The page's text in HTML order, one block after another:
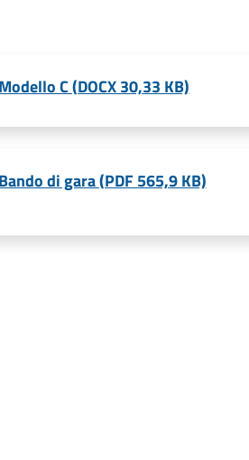
Modello C (DOCX 30,33 KB)
Bando di gara (PDF 565,9 KB)